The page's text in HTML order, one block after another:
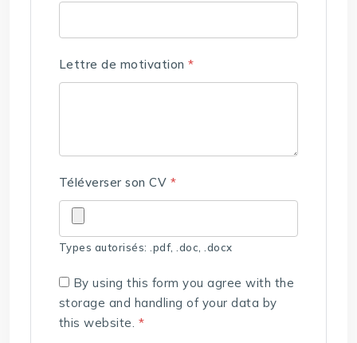
Lettre de motivation*
Téléverser son CV *
Types autorisés: .pdf, .doc, .docx
By using this form you agree with the
storage and handling of your data by
this website. *